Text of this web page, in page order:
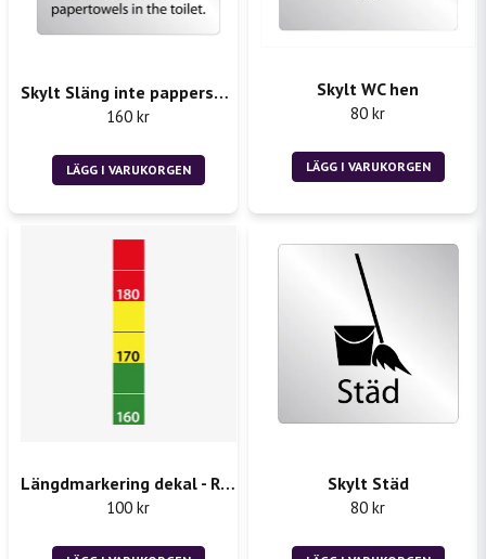
Skylt Släng inte pappershanddukar i toaletten
160 kr
LÄGG I VARUKORGEN
Skylt WC hen
80 kr
LÄGG I VARUKORGEN
Längdmarkering dekal - Rån 2st 50x300mm
100 kr
Skylt Städ
80 kr